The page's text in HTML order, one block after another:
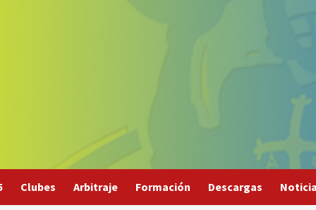
Clubes Arbitraje Formación Descargas